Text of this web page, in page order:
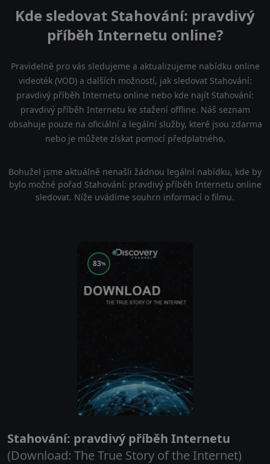
Kde sledovat Stahování: pravdivý
příběh Internetu online?
Pravidelně pro vás sledujeme a aktualizujeme nabídku online
videoték (VOD) a dalších možností, jak sledovat Stahování:
pravdivý příběh Internetu online nebo kde najít Stahování:
pravdivý příběh Internetu ke stažení offline. Náš seznam
obsahuje pouze na oficiální a legální služby, které jsou zdarma
nebo je můžete získat pomocí předplatného.
Bohužel jsme aktuálně nenašli žádnou legální nabídku, kde by
bylo možné pořad Stahování: pravdivý příběh Internetu online
sledovat. Níže uvádíme souhrn informací o filmu.
83%
Stahování: pravdivý příběh Internetu
(Download: The True Story of the Internet)